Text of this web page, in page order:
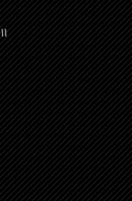
11 صبح الی 23 شب